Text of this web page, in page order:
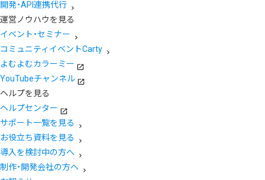
開発・API連携代行
運営ノウハウを見る
イベント・セミナー
コミュニティイベントCarty
よむよむカラーミー
YouTubeチャンネル
ヘルプを見る
ヘルプセンター
サポート一覧を見る
お役立ち資料を見る
導入を検討中の方へ
制作・開発会社の方へ